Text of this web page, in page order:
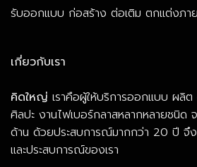
รับออกแบบ ก่อสร้าง ต่อเติม ตกแต่งภา
เกี่ยวกับเรา
คิดใหญ่ เราคือผู้ให้บริการออกแบบ ผลิ
ศิลปะ งานไฟเบอร์กลาสหลากหลายชนิด
ด้าน ด้วยประสบการณ์มากกว่า 20 ปี จึง
และประสบการณ์ของเรา